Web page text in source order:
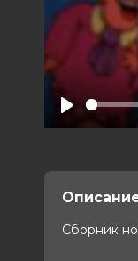
Play
Сборник